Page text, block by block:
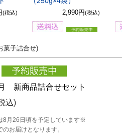
(税込) 2,990円(税込)
菓子詰合せ)
新商品詰合せセット
込)
8月26日頃を予定しています※
のお届けとなります。